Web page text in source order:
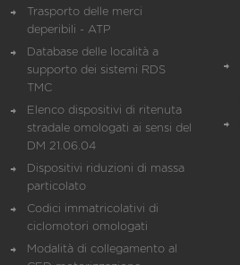
Trasporto delle merci
deperibili - ATP
Database delle località a
supporto dei sistemi RDS
TMC
Elenco dispositivi di ritenuta
stradale omologati ai sensi del
DM 21.06.04
Dispositivi riduzioni di massa
particolato
Codici immatricolativi di
ciclomotori omologati
Modalità di collegamento al